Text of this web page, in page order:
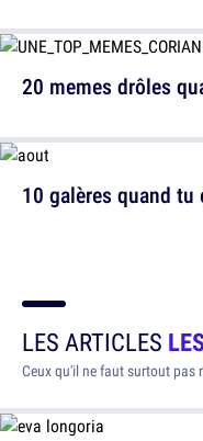
20 memes drôles
10 galères quand tu
LES ARTICLES
Ceux qu'il ne faut surtout pas